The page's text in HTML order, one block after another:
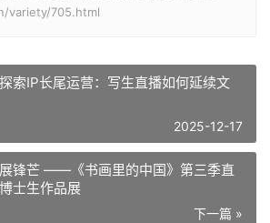
variety/705.html
索IP长尾运营：写生直播如何延续文
2025-12-17
锋芒 ——《书画里的中国》第三季直
士生作品展
下一篇 »